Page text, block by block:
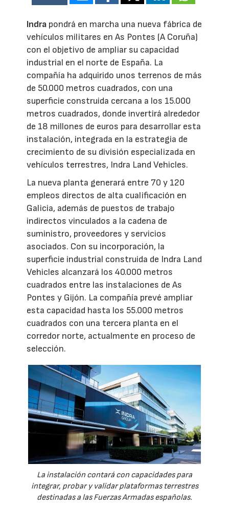
Indra pondrá en marcha una nueva fábrica de
vehículos militares en As Pontes (A Coruña)
con el objetivo de ampliar su capacidad
industrial en el norte de España. La
compañía ha adquirido unos terrenos de más
de 50.000 metros cuadrados, con una
superficie construida cercana a los 15.000
metros cuadrados, donde invertirá alrededor
de 18 millones de euros para desarrollar esta
instalación, integrada en la estrategia de
crecimiento de su división especializada en
vehículos terrestres, Indra Land Vehicles.
La nueva planta generará entre 70 y 120
empleos directos de alta cualificación en
Galicia, además de puestos de trabajo
indirectos vinculados a la cadena de
suministro, proveedores y servicios
asociados. Con su incorporación, la
superficie industrial construida de Indra Land
Vehicles alcanzará los 40.000 metros
cuadrados entre las instalaciones de As
Pontes y Gijón. La compañía prevé ampliar
esta capacidad hasta los 55.000 metros
cuadrados con una tercera planta en el
corredor norte, actualmente en proceso de
selección.
La instalación contará con capacidades para
integrar, probar y validar plataformas terrestres
destinadas a las Fuerzas Armadas españolas.